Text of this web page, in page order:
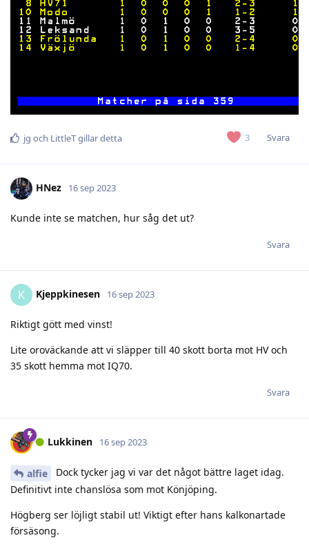
3 Svara
jg och LittleTgillar detta
HNez 16 sep 2023
Kunde inte se matchen, hur såg det ut?
Svara
K Kjeppkinesen 16 sep 2023
Riktigt gött med vinst!
Lite oroväckande att vi släpper till 40 skott borta mot HV och
35 skott hemma mot IQ70.
Svara
Lukkinen 16 sep 2023
alfie
Dock tycker jag vi var det något bättre laget idag.
Definitivt inte chanslösa som mot Könjöping.
Högberg ser löjligt stabil ut! Viktigt efter hans kalkonartade
försäsong.